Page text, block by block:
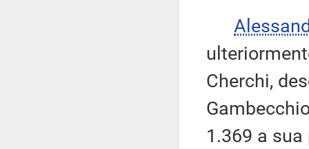
Cherchi,
1.369 a